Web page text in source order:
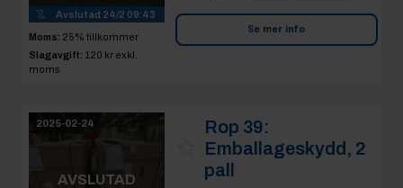
Avslutad 24/2 09:43
Moms: 25% tillkommer
Slagavgift: 120 kr exkl.
moms
Se mer info
2025-02-24
AVSLUTAD
Rop 39:
Emballageskydd, 2
pall